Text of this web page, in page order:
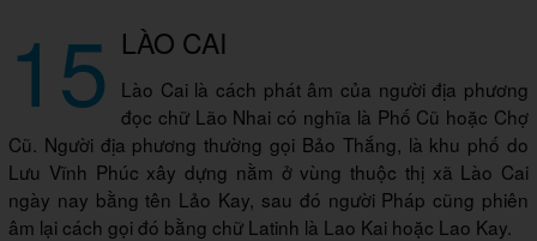
15 LÀO CAI
Lào Cai là cách phát âm của người địa phương
đọc chữ Lão Nhai có nghĩa là Phố Cũ hoặc Chợ
Cũ. Người địa phương thường gọi Bảo Thắng, là khu phố do
Lưu Vĩnh Phúc xây dựng nằm ở vùng thuộc thị xã Lào Cai
ngày nay bằng tên Lảo Kay, sau đó người Pháp cũng phiên
âm lại cách gọi đó bằng chữ Latinh là Lao Kai hoặc Lao Kay.